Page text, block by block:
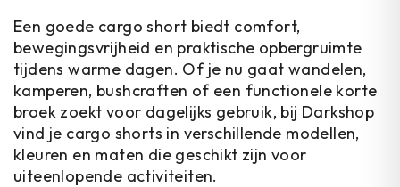
Een goede cargo short biedt comfort,
bewegingsvrijheid en praktische opbergruimte
tijdens warme dagen. Of je nu gaat wandelen,
kamperen, bushcraften of een functionele korte
broek zoekt voor dagelijks gebruik, bij Darkshop
vind je cargo shorts in verschillende modellen,
kleuren en maten die geschikt zijn voor
uiteenlopende activiteiten.